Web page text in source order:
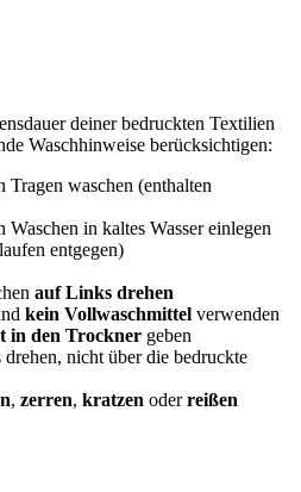
deiner bedruckten Textilien
Waschhinweise berücksichtigen:
Tragen waschen (enthalten
in kaltes Wasser einlegen
entgegen)
auf Links drehen
kein Vollwaschmittel verwenden
in den Trockner geben
nicht über die bedruckte
, zerren, kratzen oderreißen